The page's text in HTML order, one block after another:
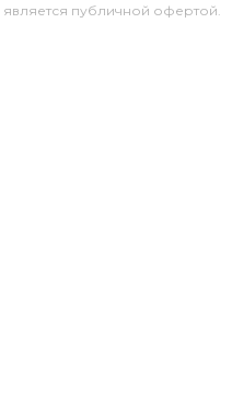
является публичной офертой.